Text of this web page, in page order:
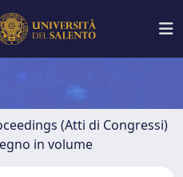
(Atti di Congressi)
in volume